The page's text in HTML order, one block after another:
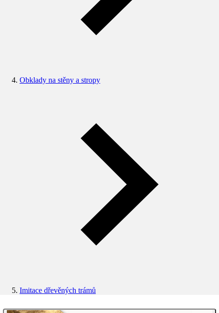
Obklady na stěny a stropy
Imitace dřevěných trámů